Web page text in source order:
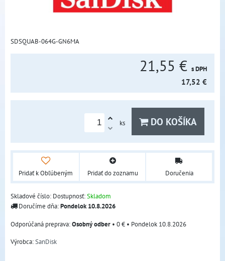
SDSQUAB-064G-GN6MA
21,55 € s DPH
17,52 €
ks DO KOŠÍKA
Pridať k Obľúbeným Pridať do zoznamu Doručenia
Skladové číslo: Dostupnosť:Skladom
Doručíme dňa:Pondelok10.8.2026
Osobný odber • 0 € • Pondelok 10.8.2026
Výrobca:SanDisk